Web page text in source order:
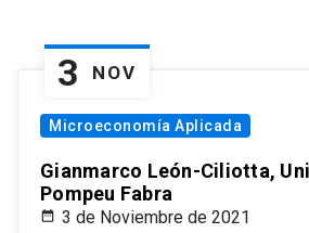
3 NOV
Microeconomía Aplicada
Gianmarco León-Ciliotta,
Pompeu Fabra
3 de Noviembre de 2021